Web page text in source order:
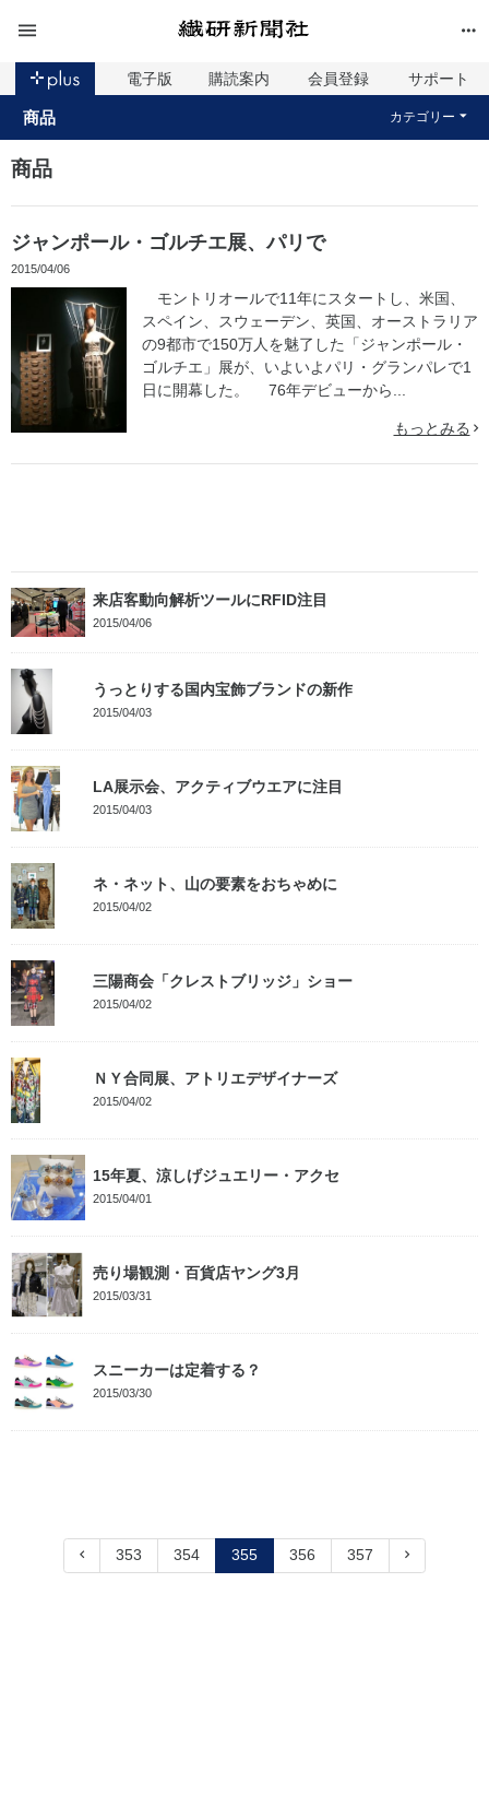
電子版 購読案内 会員登録 サポート
商品 カテゴリー
商品
ジャンポール・ゴルチエ展、パリで
2015/04/06
モントリオールで11年にスタートし、米国、
スペイン、スウェーデン、英国、オーストラリア
の9都市で150万人を魅了した「ジャンポール・
ゴルチエ」展が、いよいよパリ・グランパレで1
日に開幕した。 76年デビューから...
もっとみる
来店客動向解析ツールにRFID注目
2015/04/06
うっとりする国内宝飾ブランドの新作
2015/04/03
LA展示会、アクティブウエアに注目
2015/04/03
ネ・ネット、山の要素をおちゃめに
2015/04/02
三陽商会「クレストブリッジ」ショー
2015/04/02
ＮＹ合同展、アトリエデザイナーズ
2015/04/02
15年夏、涼しげジュエリー・アクセ
2015/04/01
売り場観測・百貨店ヤング3月
2015/03/31
スニーカーは定着する？
2015/03/30
353 354 355 356 357